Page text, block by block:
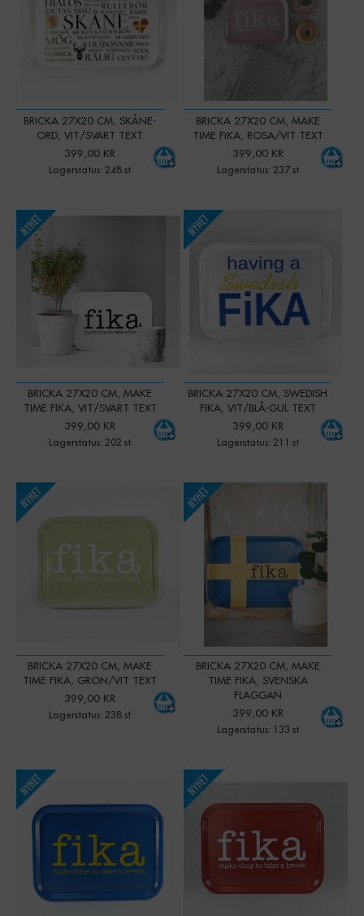
BRICKA 27X20 CM, SKÅNE-
ORD, VIT/SVART TEXT
399,00 KR
Lagerstatus: 248 st
BRICKA 27X20 CM, MAKE
TIME FIKA, ROSA/VIT TEXT
399,00 KR
Lagerstatus: 237 st
BRICKA 27X20 CM, MAKE
TIME FIKA, VIT/SVART TEXT
399,00 KR
Lagerstatus: 202 st
Qty:
BRICKA 27X20 CM, SWEDISH
FIKA, VIT/BLÅ-GUL TEXT
399,00 KR
Lagerstatus: 211 st
Qty:
BRICKA 27X20 CM, MAKE
TIME FIKA, GRÖN/VIT TEXT
399,00 KR
Lagerstatus: 238 st
Qty:
BRICKA 27X20 CM, MAKE
TIME FIKA, SVENSKA
FLAGGAN
399,00 KR
Lagerstatus: 133 st
Qty:
Qty: Qty: